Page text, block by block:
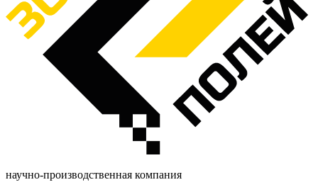
научно-производственная компания